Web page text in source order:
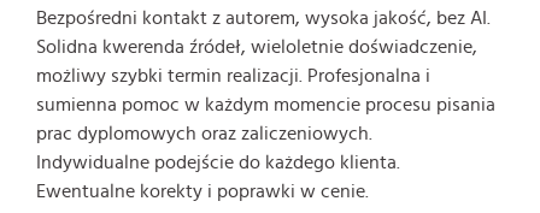
Bezpośredni kontakt z autorem, wysoka jakość, bez AI.
Solidna kwerenda źródeł, wieloletnie doświadczenie,
możliwy szybki termin realizacji. Profesjonalna i
sumienna pomoc w każdym momencie procesu pisania
prac dyplomowych oraz zaliczeniowych.
Indywidualne podejście do każdego klienta.
Ewentualne korekty i poprawki w cenie.